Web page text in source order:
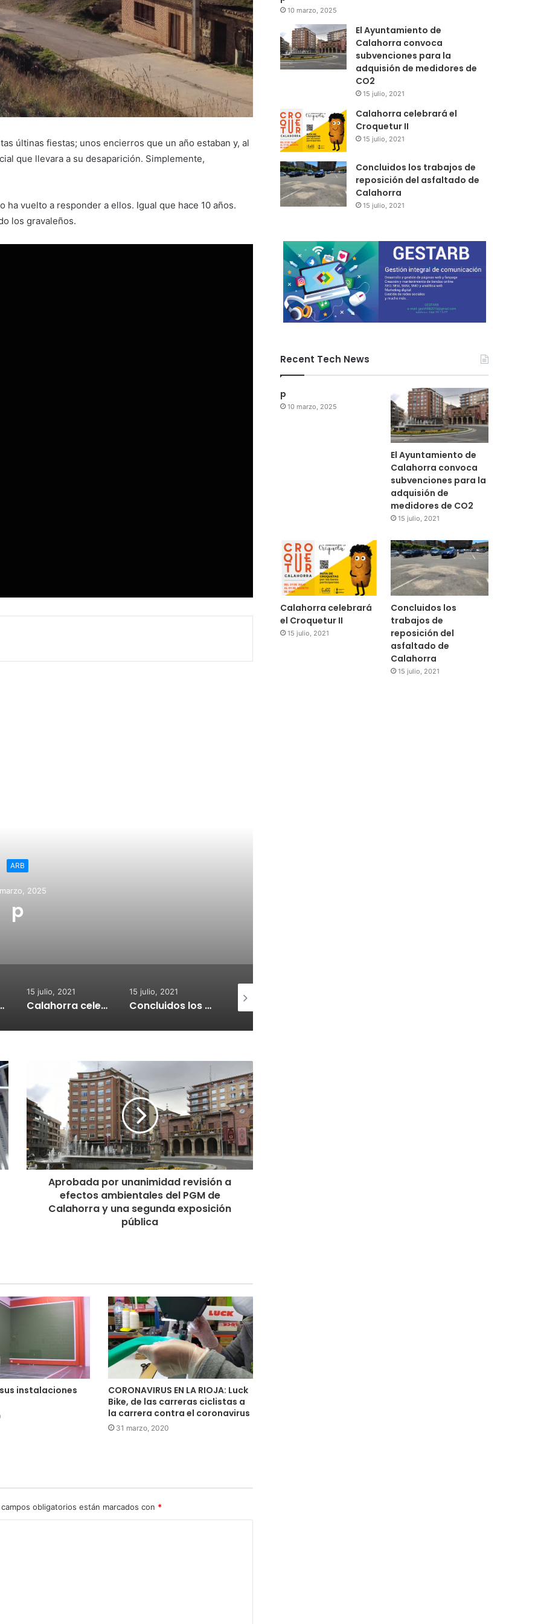
últinas fiestas; unos encierros que un año estaban y, al
que llevara a su desaparición. Simplemente,
vuelto a responder a ellos. Igual que hace 10 años.
los gravaleños.
de Calahorra convoca
para la adquisión de
15 julio, 2021 15 julio, 2021
Un joven riojano da positivo tras causar presuntamente un accidente con un fallecido
Aprobada por unanimidad revisión a
efectos ambientales del PGM de
Calahorra y una segunda exposición
pública
instalaciones
CORONAVIRUS EN LA RIOJA: Luck
Bike, de las carreras ciclistas a
la carrera contra el coronavirus
31 marzo, 2020
campos obligatorios están marcados con *
10 marzo, 2025
El Ayuntamiento de
Calahorra convoca
subvenciones para la
adquisión de medidores de
CO2
15 julio, 2021
Calahorra celebrará el
Croquetur II
15 julio, 2021
Concluidos los trabajos de
reposición del asfaltado de
Calahorra
15 julio, 2021
Recent Tech News
p
10 marzo, 2025
El Ayuntamiento de
Calahorra convoca
subvenciones para la
adquisión de
medidores de CO2
15 julio, 2021
Calahorra celebrará
el Croquetur II
15 julio, 2021
Concluidos los
trabajos de
reposición del
asfaltado de
Calahorra
15 julio, 2021